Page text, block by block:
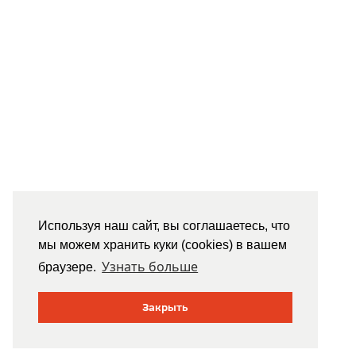
Используя наш сайт, вы соглашаетесь, что
мы можем хранить куки (cookies) в вашем
браузере. Узнать больше
Закрыть